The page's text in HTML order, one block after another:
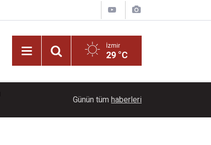
İzmir
29 °C
İzmir İtfaiyesi’ne 13,5 milyon Euro’luk teknoloji
Günün tüm haberleri